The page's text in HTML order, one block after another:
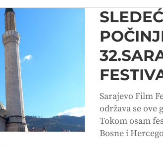
Sarajevo Film
održava se ove
Tokom osam
Bosne i